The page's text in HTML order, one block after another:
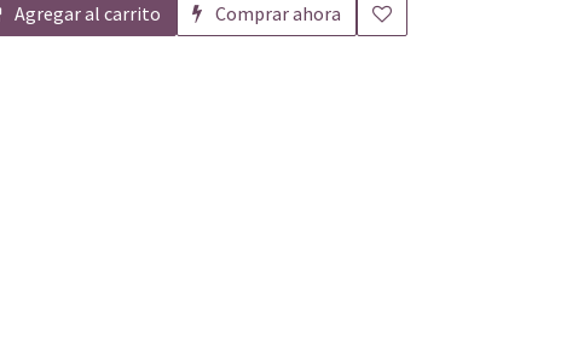
Agregar al carrito Comprar ahora